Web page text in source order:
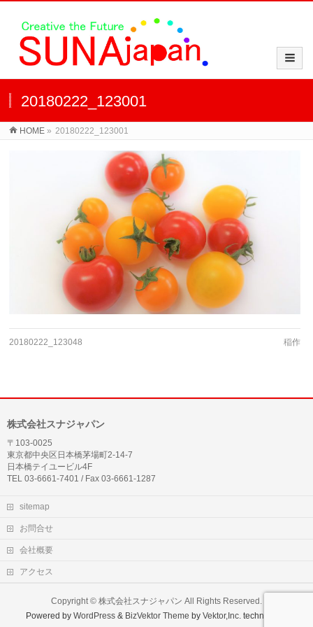
20180222_123001
HOME » 20180222_123001
20180222_123048 稲作
株式会社スナジャパン
〒103-0025
東京都中央区日本橋茅場町2-14-7
日本橋テイユービル4F
TEL 03-6661-7401 / Fax 03-6661-1287
sitemap
お問合せ
会社概要
アクセス
Copyright © 株式会社スナジャパン All Rights Reserved.
Powered byWordPress & BizVektor Theme byVektor,Inc. technology.